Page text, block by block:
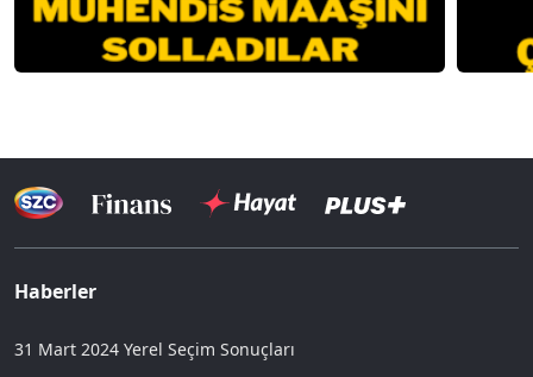
Haberler
31 Mart 2024 Yerel Seçim Sonuçları